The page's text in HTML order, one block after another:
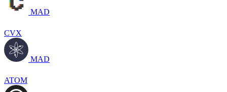
MAD
CVX
MAD
ATOM